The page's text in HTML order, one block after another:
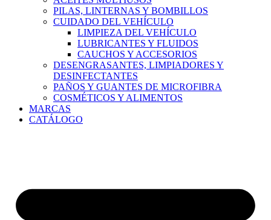
PILAS, LINTERNAS Y BOMBILLOS
CUIDADO DEL VEHÍCULO
LIMPIEZA DEL VEHÍCULO
LUBRICANTES Y FLUIDOS
CAUCHOS Y ACCESORIOS
DESENGRASANTES, LIMPIADORES Y
DESINFECTANTES
PAÑOS Y GUANTES DE MICROFIBRA
COSMÉTICOS Y ALIMENTOS
MARCAS
CATÁLOGO